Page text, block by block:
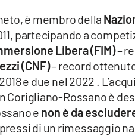
è membro della
partecipando a
Libera (FIM)–
(CNF)– record
e due nel 2022 .
Corigliano-Rossano è
e non è da
di un rimessaggio